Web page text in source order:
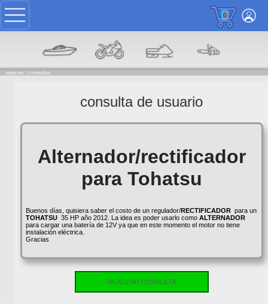
0
estas en: -> consultas
consulta de usuario
Alternador/rectificador
para Tohatsu
Buenos días, quisiera saber el costo de un regulador/RECTIFICADORpara un
TOHATSU35 HP año 2012. La idea es poder usarlo como ALTERNADOR
para cargar una batería de 12V ya que en este momento el motor no tiene
instalación eléctrica.
Gracias
REALIZAR CONSULTA